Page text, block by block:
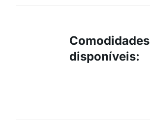
Comodidades
disponíveis: